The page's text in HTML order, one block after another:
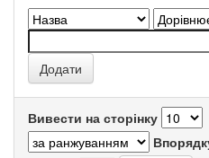
Вивести на сторінку